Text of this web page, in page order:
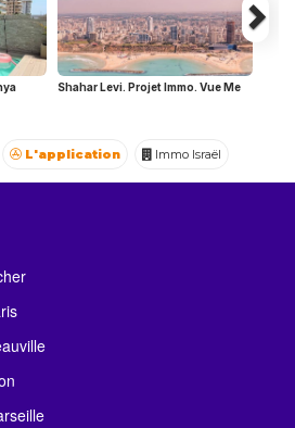
Shahar Levi. Projet Immo. Vue Me
L'application Immo Israël